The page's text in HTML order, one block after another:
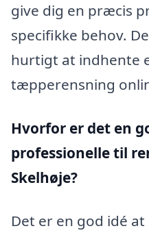
give dig en præcis
specifikke behov.
hurtigt at indhente
tæpperensning
Hvorfor er det en
professionelle til
Skelhøje?
Det er en god idé